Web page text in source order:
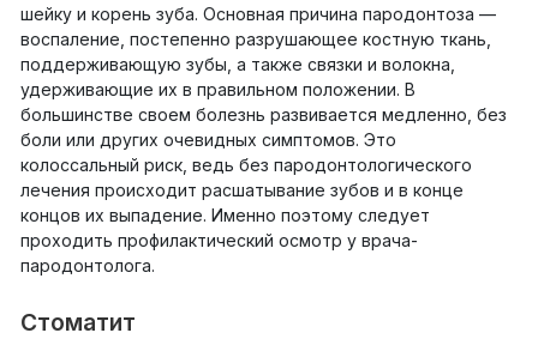
шейку и корень зуба. Основная причина пародонтоза —
воспаление, постепенно разрушающее костную ткань,
поддерживающую зубы, а также связки и волокна,
удерживающие их в правильном положении. В
большинстве своем болезнь развивается медленно, без
боли или других очевидных симптомов. Это
колоссальный риск, ведь без пародонтологического
лечения происходит расшатывание зубов и в конце
концов их выпадение. Именно поэтому следует
проходить профилактический осмотр у врача-
пародонтолога.
Стоматит